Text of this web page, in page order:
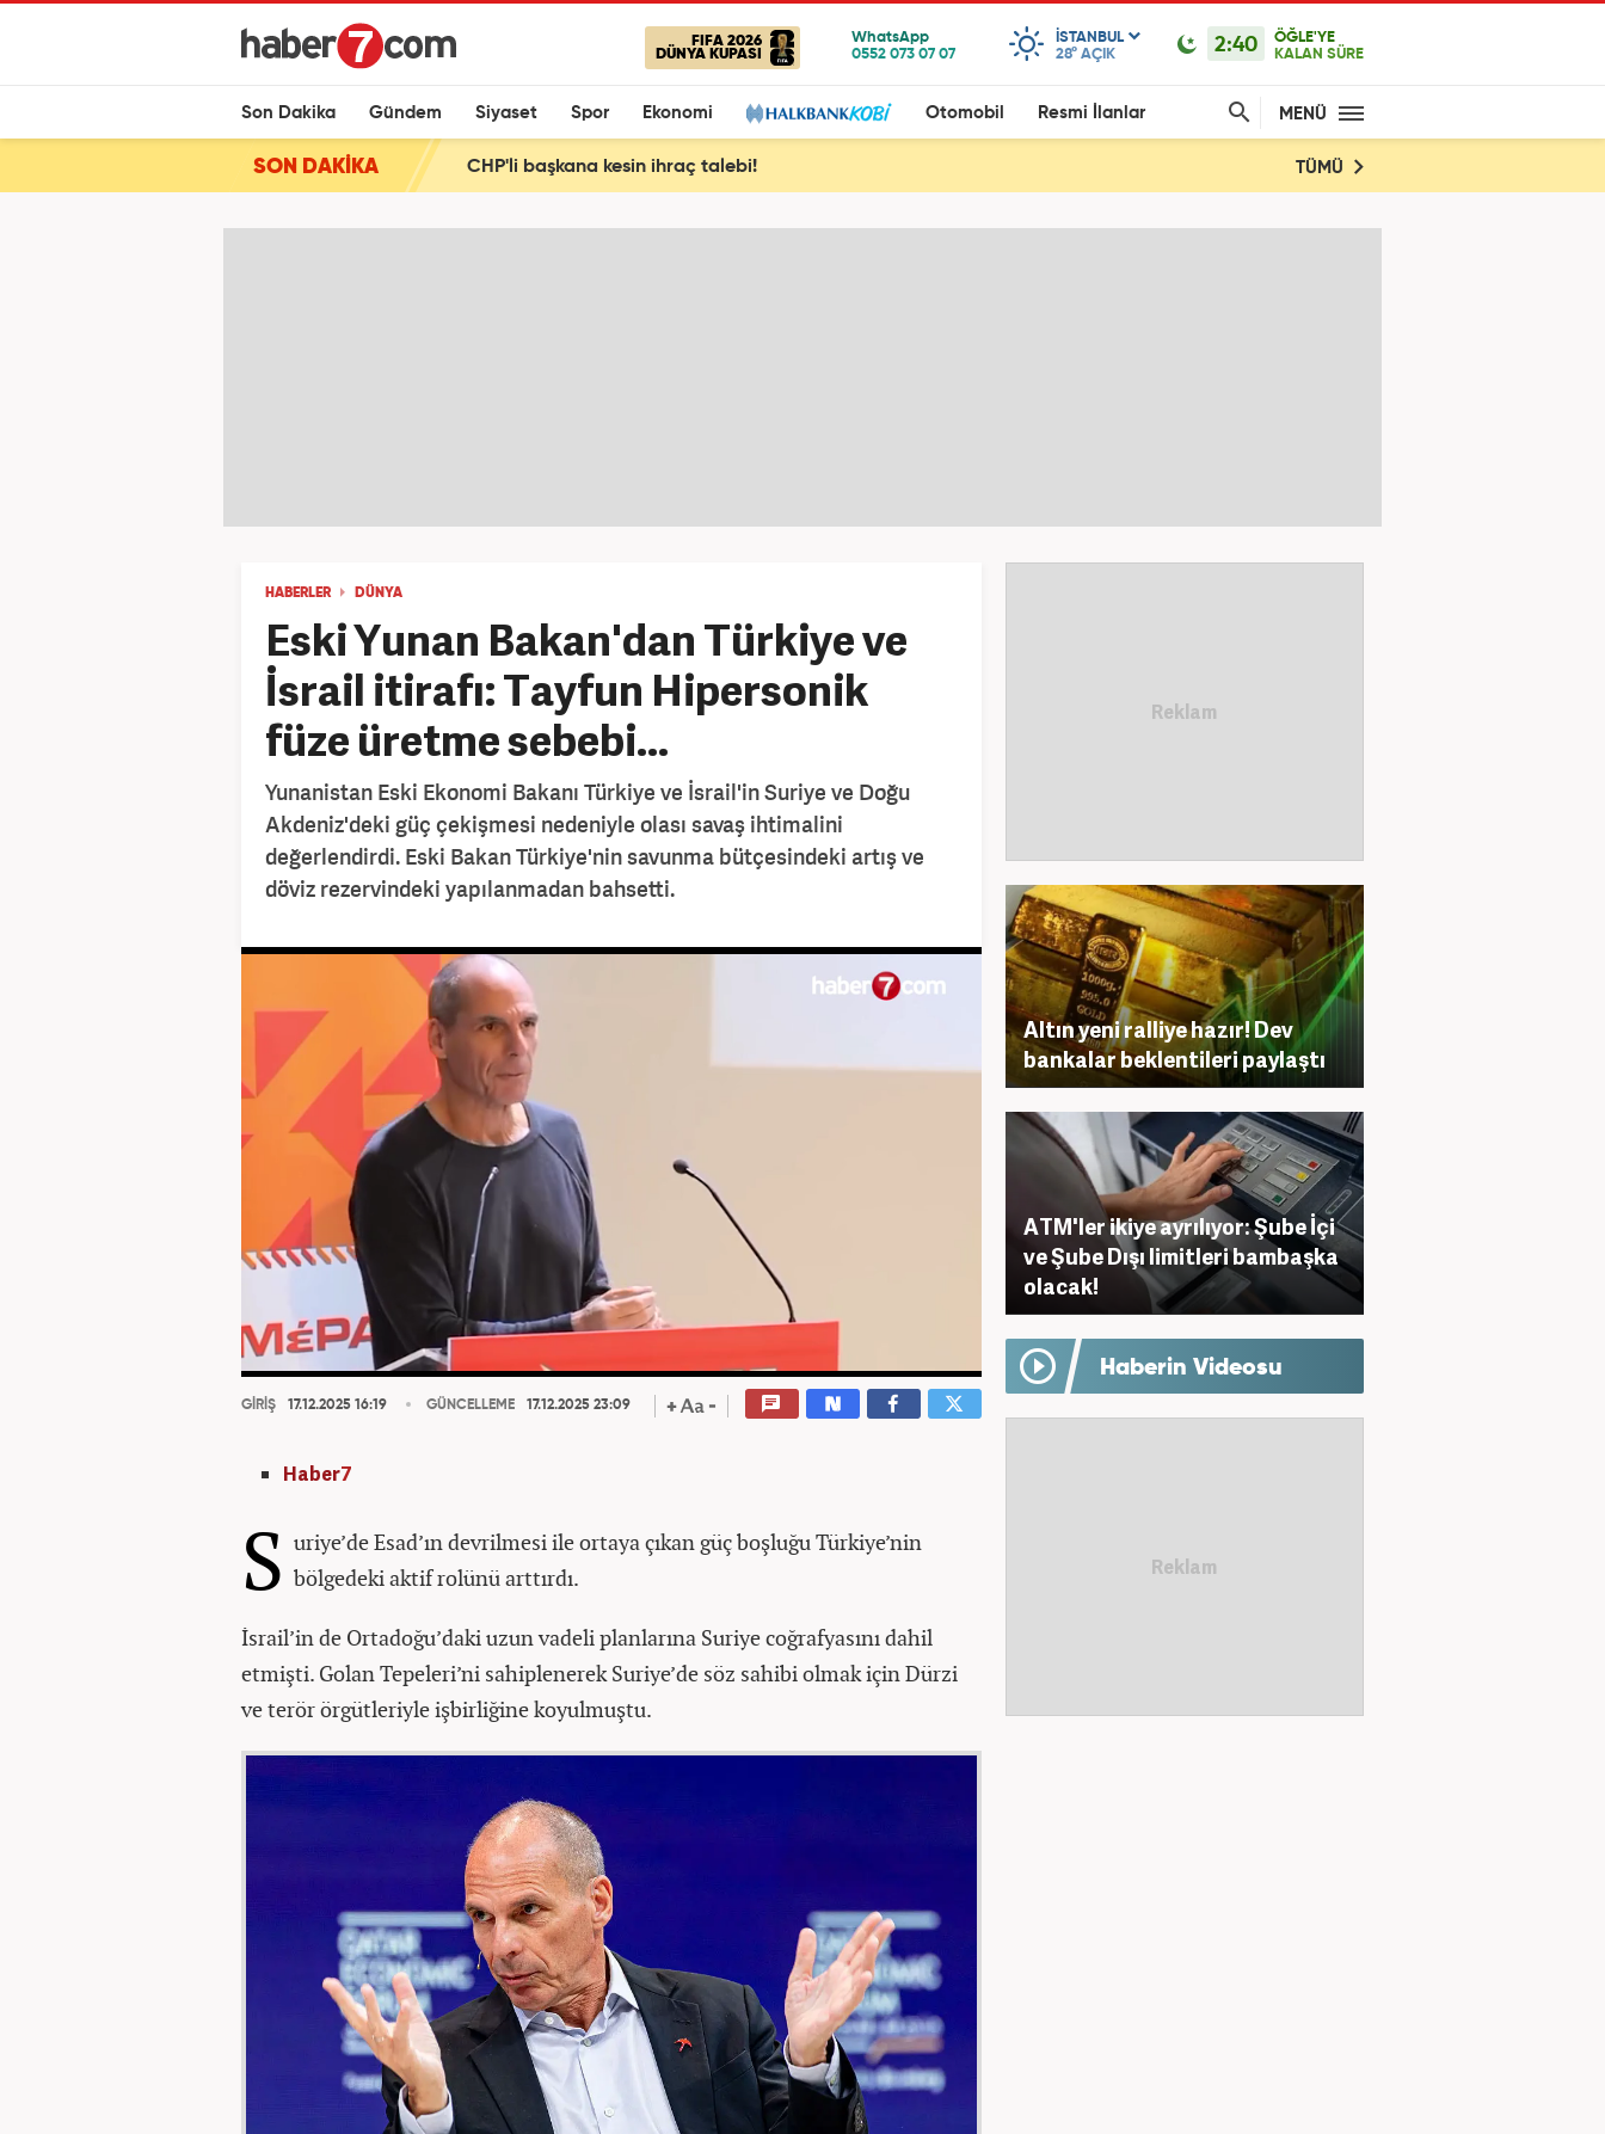
FIFA 2026
DÜNYA KUPASI
ISTANBUL
28° AÇIK 2:40
ÖĞLE'YE
KALAN SÜRE
Son Dakika Gündem Siyaset Spor Ekonomi Otomobil Resmi İlanlar MENÜ
SON DAKİKA CHP'li başkana kesin ihraç talebi! TÜMÜ
HABERLER DÜNYA
Eski Yunan Bakan'dan Türkiye ve
İsrail itirafı: Tayfun Hipersonik
füze üretme sebebi...
Yunanistan Eski Ekonomi Bakanı Türkiye ve İsrail'in Suriye ve Doğu
Akdeniz'deki güç çekişmesi nedeniyle olası savaş ihtimalini
değerlendirdi. Eski Bakan Türkiye'nin savunma bütçesindeki artış ve
döviz rezervindeki yapılanmadan bahsetti.
GİRİŞ 17.12.2025 16:19 GÜNCELLEME 17.12.2025 23:09
Haber7
S uriye’de Esad’ın devrilmesi ile ortaya çıkan güç boşluğu Türkiye’nin
bölgedeki aktif rolünü arttırdı.
İsrail’in de Ortadoğu’daki uzun vadeli planlarına Suriye coğrafyasını dahil
etmişti. Golan Tepeleri’ni sahiplenerek Suriye’de söz sahibi olmak için Dürzi
ve terör örgütleriyle işbirliğine koyulmuştu.
Altın yeni ralliye hazır! Dev
bankalar beklentileri paylaştı
ATM'ler ikiye ayrılıyor: Şube İçi
ve Şube Dışı limitleri bambaşka
olacak!
Haberin Videosu